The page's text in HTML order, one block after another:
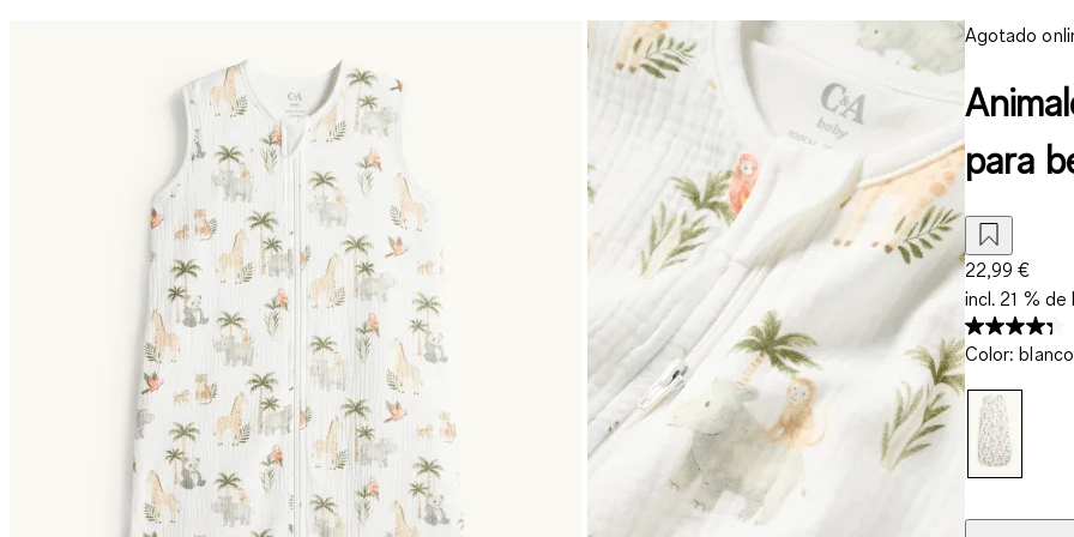
Agotado
para
22,99 €
incl. 21 % de
Color: blanco